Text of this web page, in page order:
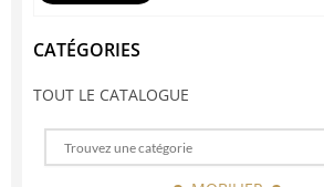
CATÉGORIES
TOUT LE CATALOGUE
Choose